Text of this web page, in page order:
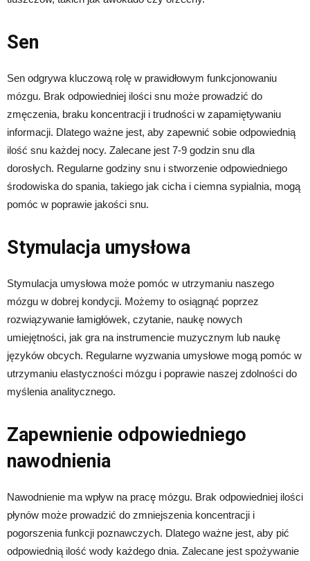
Sen
Sen odgrywa kluczową rolę w prawidłowym funkcjonowaniu
mózgu. Brak odpowiedniej ilości snu może prowadzić do
zmęczenia, braku koncentracji i trudności w zapamiętywaniu
informacji. Dlatego ważne jest, aby zapewnić sobie odpowiednią
ilość snu każdej nocy. Zalecane jest 7-9 godzin snu dla
dorosłych. Regularne godziny snu i stworzenie odpowiedniego
środowiska do spania, takiego jak cicha i ciemna sypialnia, mogą
pomóc w poprawie jakości snu.
Stymulacja umysłowa
Stymulacja umysłowa może pomóc w utrzymaniu naszego
mózgu w dobrej kondycji. Możemy to osiągnąć poprzez
rozwiązywanie łamigłówek, czytanie, naukę nowych
umiejętności, jak gra na instrumencie muzycznym lub naukę
języków obcych. Regularne wyzwania umysłowe mogą pomóc w
utrzymaniu elastyczności mózgu i poprawie naszej zdolności do
myślenia analitycznego.
Zapewnienie odpowiedniego
nawodnienia
Nawodnienie ma wpływ na pracę mózgu. Brak odpowiedniej ilości
płynów może prowadzić do zmniejszenia koncentracji i
pogorszenia funkcji poznawczych. Dlatego ważne jest, aby pić
odpowiednią ilość wody każdego dnia. Zalecane jest spożywanie